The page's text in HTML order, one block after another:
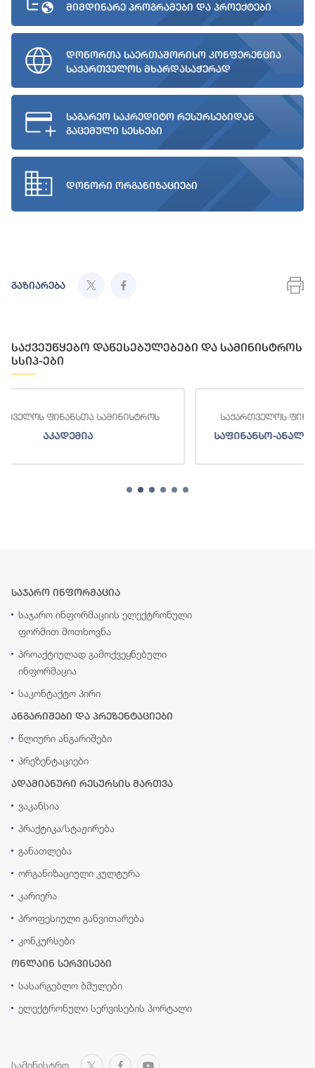
მიმდინარე პროგრამები და პროექტები
დონორთა საერთაშორისო კონფერენცია
საქართველოს მხარდასაჭერად
საგარეო საკრედიტო რესურსებიდან
გაცემული სესხები
დონორი ორგანიზაციები
გაზიარება
საქვეუწყებო დაწესებულებები და სამინისტროს
სსიპ-ები
საქართველოს ფინანსთა სამინისტროს
საფინანსო-ანალიტიკური სამსახური
საჯარო ინფორმაცია
საჯარო ინფორმაციის ელექტრონული
ფორმით მოთხოვნა
პროაქტიულად გამოქვეყნებული
ინფორმაცია
საკონტაქტო პირი
ანგარიშები და პრეზენტაციები
წლიური ანგარიშები
პრეზენტაციები
ადამიანური რესურსის მართვა
ვაკანსია
პრაქტიკა/სტაჟირება
განათლება
ორგანიზაციული კულტურა
კარიერა
პროფესიული განვითარება
კონკურსები
ონლაინ სერვისები
სასარგებლო ბმულები
ელექტრონული სერვისების პორტალი
სამინისტრო